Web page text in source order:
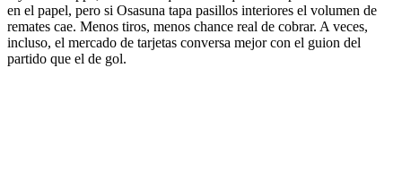
en el papel, pero si Osasuna tapa pasillos interiores el volumen de
remates cae. Menos tiros, menos chance real de cobrar. A veces,
incluso, el mercado de tarjetas conversa mejor con el guion del
partido que el de gol.